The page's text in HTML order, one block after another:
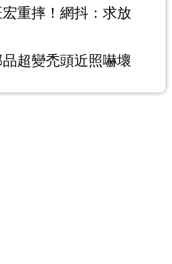
重摔！網抖：求放
超變禿頭近照嚇壞